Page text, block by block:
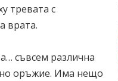
тревата с
врата.
съвсем различна
оръжие. Има нещо